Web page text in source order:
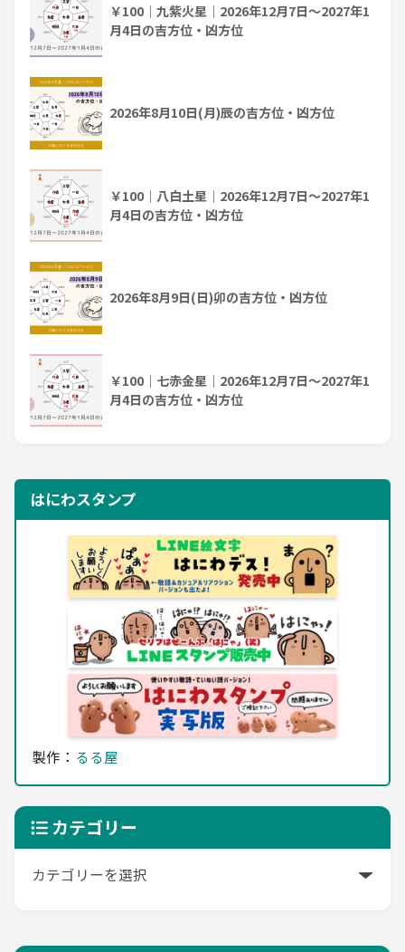
￥100｜九紫火星｜2026年12月7日～2027年1
月4日の吉方位・凶方位
2026年8月10日(月)辰の吉方位・凶方位
￥100｜八白土星｜2026年12月7日～2027年1
月4日の吉方位・凶方位
2026年8月9日(日)卯の吉方位・凶方位
￥100｜七赤金星｜2026年12月7日～2027年1
月4日の吉方位・凶方位
はにわスタンプ
製作： るる屋
カテゴリー